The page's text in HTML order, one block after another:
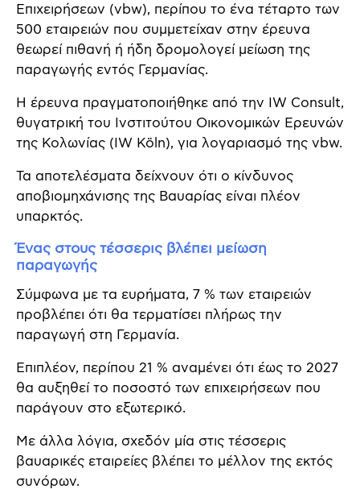
Επιχειρήσεων (vbw), περίπου το ένα τέταρτο των
500 εταιρειών που συμμετείχαν στην έρευνα
θεωρεί πιθανή ή ήδη δρομολογεί μείωση της
παραγωγής εντός Γερμανίας.
Η έρευνα πραγματοποιήθηκε από την IW Consult,
θυγατρική του Ινστιτούτου Οικονομικών Ερευνών
της Κολωνίας (IW Köln), για λογαριασμό της vbw.
Τα αποτελέσματα δείχνουν ότι ο κίνδυνος
αποβιομηχάνισης της Βαυαρίας είναι πλέον
υπαρκτός.
Ένας στους τέσσερις βλέπει μείωση
παραγωγής
Σύμφωνα με τα ευρήματα, 7 % των εταιρειών
προβλέπει ότι θα τερματίσει πλήρως την
παραγωγή στη Γερμανία.
Επιπλέον, περίπου 21 % αναμένει ότι έως το 2027
θα αυξηθεί το ποσοστό των επιχειρήσεων που
παράγουν στο εξωτερικό.
Με άλλα λόγια, σχεδόν μία στις τέσσερις
βαυαρικές εταιρείες βλέπει το μέλλον της εκτός
συνόρων.